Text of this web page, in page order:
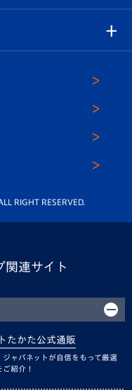
RIGHT RESERVED.
関連サイト
たかた公式通販
ジャパネットが自信をもって厳選
紹介！